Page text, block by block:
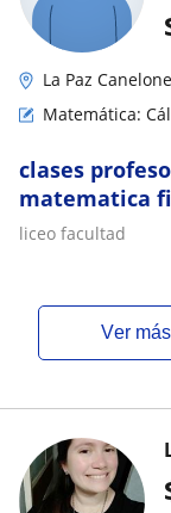
La Paz
Matemática:
clases
matematica
liceo facultad
ver más